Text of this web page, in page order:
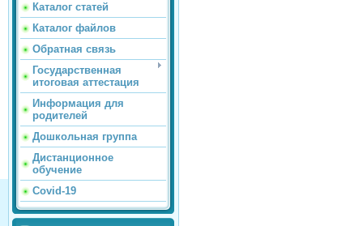
Каталог статей
Каталог файлов
Обратная связь
Государственная
итоговая аттестация
Информация для
родителей
Дошкольная группа
Дистанционное
обучение
Covid-19